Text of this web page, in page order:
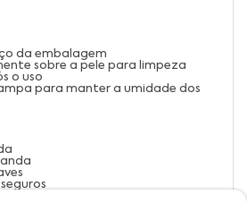
da embalagem
sobre a pele para limpeza
o uso
para manter a umidade dos